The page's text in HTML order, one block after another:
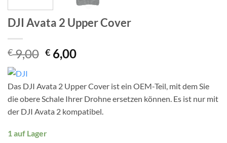
DJI Avata 2 Upper Cover
€9,00 Ursprünglicher
Preis
€ 9,00
€ 6,00Aktueller
€ 6,00.
Das DJI Avata 2 Upper Cover ist ein OEM-Teil, mit dem Sie
die obere Schale Ihrer Drohne ersetzen können. Es ist nur mit
der DJI Avata 2 kompatibel.
1 auf Lager